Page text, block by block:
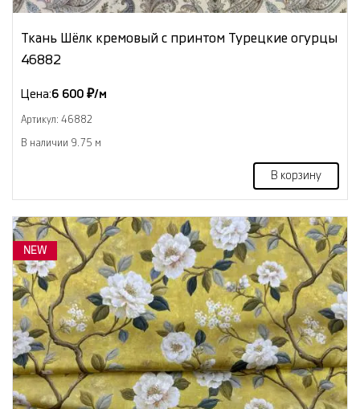
Ткань Шёлк кремовый с принтом Турецкие огурцы
46882
Цена:6 600 ₽/м
Артикул: 46882
В наличии 9.75 м
В корзину
NEW